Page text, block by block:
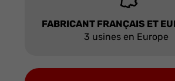
FABRICANT FRANÇAIS ET
3 usines en Europe